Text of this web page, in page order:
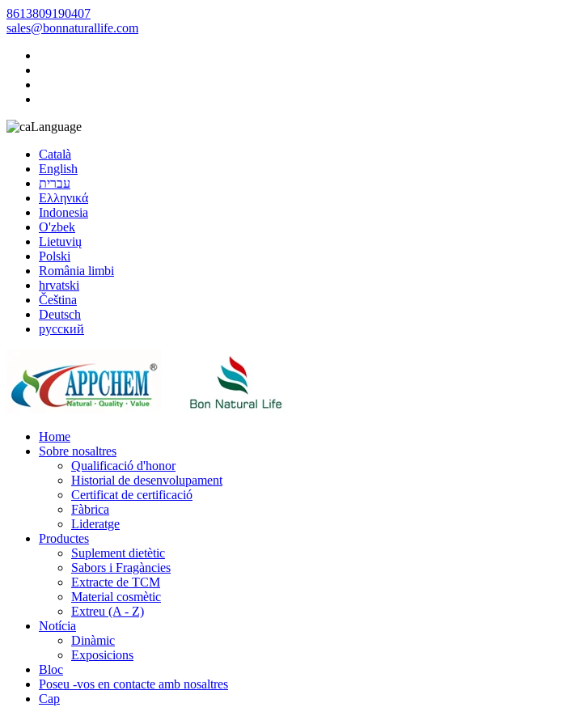
8613809190407
sales@bonnaturallife.com
Language
Català
English
עברית
Ελληνικά
Indonesia
O'zbek
Lietuvių
Polski
România limbi
hrvatski
Čeština
Deutsch
русский
Home
Sobre nosaltres
Qualificació d'honor
Historial de desenvolupament
Certificat de certificació
Fàbrica
Lideratge
Productes
Suplement dietètic
Sabors i Fragàncies
Extracte de TCM
Material cosmètic
Extreu (A - Z)
Notícia
Dinàmic
Exposicions
Bloc
Poseu -vos en contacte amb nosaltres
Cap